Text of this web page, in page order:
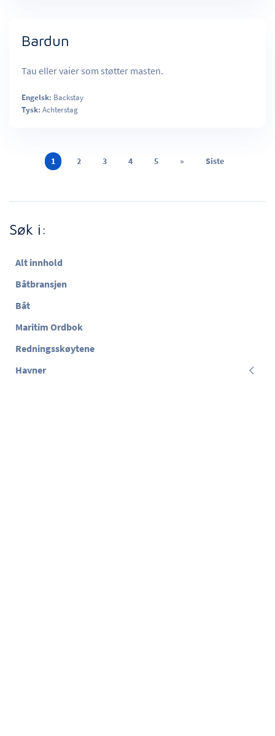
Bardun
Tau eller vaier som støtter masten.
Engelsk: Backstay
Tysk: Achterstag
1 2 3 4 5 » Siste
Søk i:
Alt innhold
Båtbransjen
Båt
Maritim Ordbok
Redningsskøytene
Havner